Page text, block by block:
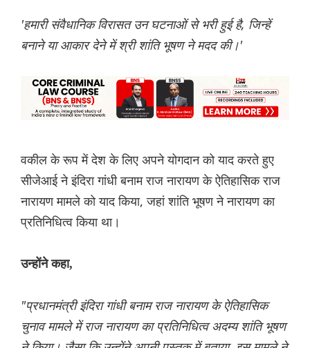
'हमारी संवैधानिक विरासत उन घटनाओं से भरी हुई है, जिन्हें
बनाने या आकार देने में श्री शांति भूषण ने मदद की।'
वकील के रूप में देश के लिए अपने योगदान को याद करते हुए
सीजेआई ने इंदिरा गांधी बनाम राज नारायण के ऐतिहासिक राज
नारायण मामले को याद किया, जहां शांति भूषण ने नारायण का
प्रतिनिधित्व किया था।
उन्होंने कहा,
"प्रधानमंत्री इंदिरा गांधी बनाम राज नारायण के ऐतिहासिक
चुनाव मामले में राज नारायण का प्रतिनिधित्व अदम्य शांति भूषण